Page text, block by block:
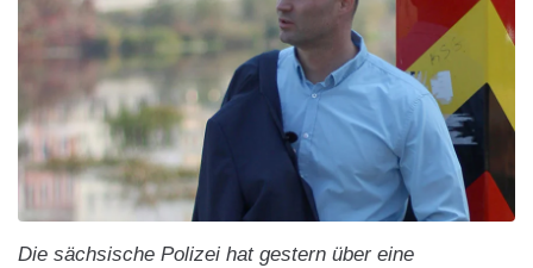
Die sächsische Polizei hat gestern über eine